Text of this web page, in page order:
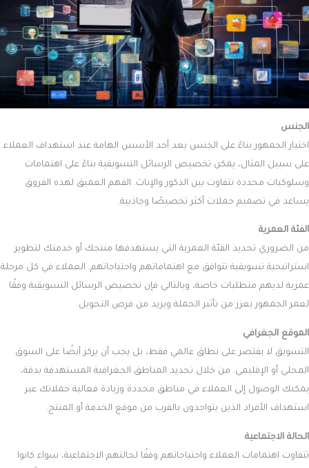
الجنس
اختيار الجمهور بناءً على الجنس يعد أحد الأسس الهامة عند استهداف العملاء.
على سبيل المثال، يمكن تخصيص الرسائل التسويقية بناءً على اهتمامات
وسلوكيات محددة تتفاوت بين الذكور والإناث. الفهم العميق لهذه الفروق
يساعد في تصميم حملات أكثر تخصيصًا وجاذبية.
الفئة العمرية
من الضروري تحديد الفئة العمرية التي يستهدفها منتجك أو خدمتك لتطوير
استراتيجية تسويقية تتوافق مع اهتماماتهم واحتياجاتهم. العملاء في كل مرحلة
عمرية لديهم متطلبات خاصة، وبالتالي فإن تخصيص الرسائل التسويقية وفقًا
لعمر الجمهور يعزز من تأثير الحملة ويزيد من فرص التحويل.
الموقع الجغرافي
التسويق لا يقتصر على نطاق عالمي فقط، بل يجب أن يركز أيضًا على السوق
المحلي أو الإقليمي. من خلال تحديد المناطق الجغرافية المستهدفة بدقة،
يمكنك الوصول إلى العملاء في مناطق محددة وزيادة فعالية حملاتك عبر
استهداف الأفراد الذين يتواجدون بالقرب من موقع الخدمة أو المنتج.
الحالة الاجتماعية
تتفاوت اهتمامات العملاء واحتياجاتهم وفقًا لحالتهم الاجتماعية، سواء كانوا